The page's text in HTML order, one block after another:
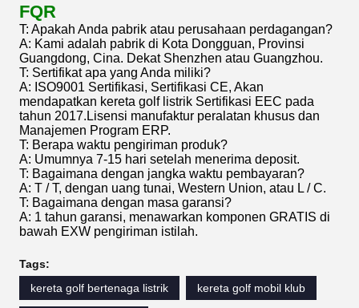
FQR
T: Apakah Anda pabrik atau perusahaan perdagangan?
A: Kami adalah pabrik di Kota Dongguan, Provinsi
Guangdong, Cina. Dekat Shenzhen atau Guangzhou.
T: Sertifikat apa yang Anda miliki?
A: ISO9001 Sertifikasi, Sertifikasi CE, Akan
mendapatkan kereta golf listrik Sertifikasi EEC pada
tahun 2017.Lisensi manufaktur peralatan khusus dan
Manajemen Program ERP.
T: Berapa waktu pengiriman produk?
A: Umumnya 7-15 hari setelah menerima deposit.
T: Bagaimana dengan jangka waktu pembayaran?
A: T / T, dengan uang tunai, Western Union, atau L / C.
T: Bagaimana dengan masa garansi?
A: 1 tahun garansi, menawarkan komponen GRATIS di
bawah EXW pengiriman istilah.
Tags:
kereta golf bertenaga listrik
kereta golf mobil klub